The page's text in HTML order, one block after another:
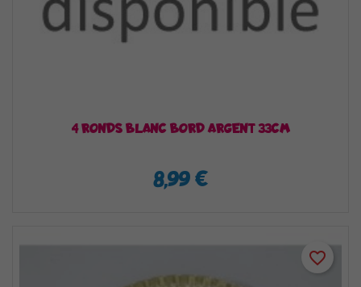
4 RONDS BLANC BORD ARGENT 33CM
8,99 €
favorite_border